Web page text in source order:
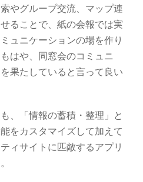
やグループ交流、マップ連
ることで、紙の会報では実
ュニケーションの場を作り
はや、同窓会のコミュニ
果たしていると言って良い
、「情報の蓄積・整理」と
をカスタマイズして加えて
ィサイトに匹敵するアプリ